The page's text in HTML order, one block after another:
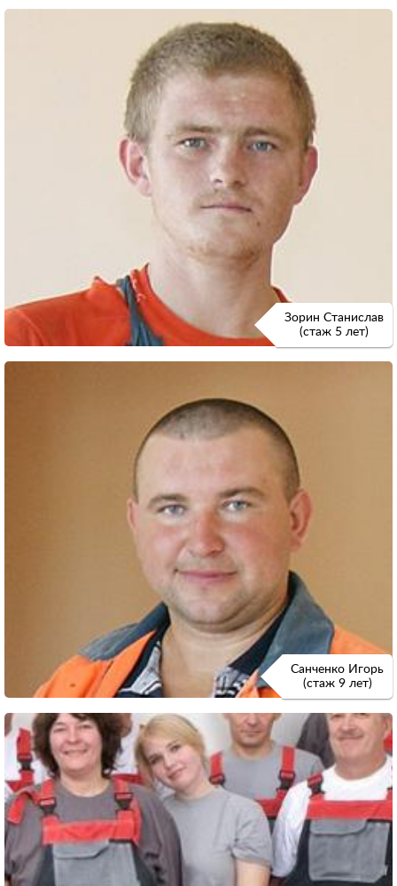
Зорин Станислав
(стаж 5 лет)
Санченко Игорь
(стаж 9 лет)